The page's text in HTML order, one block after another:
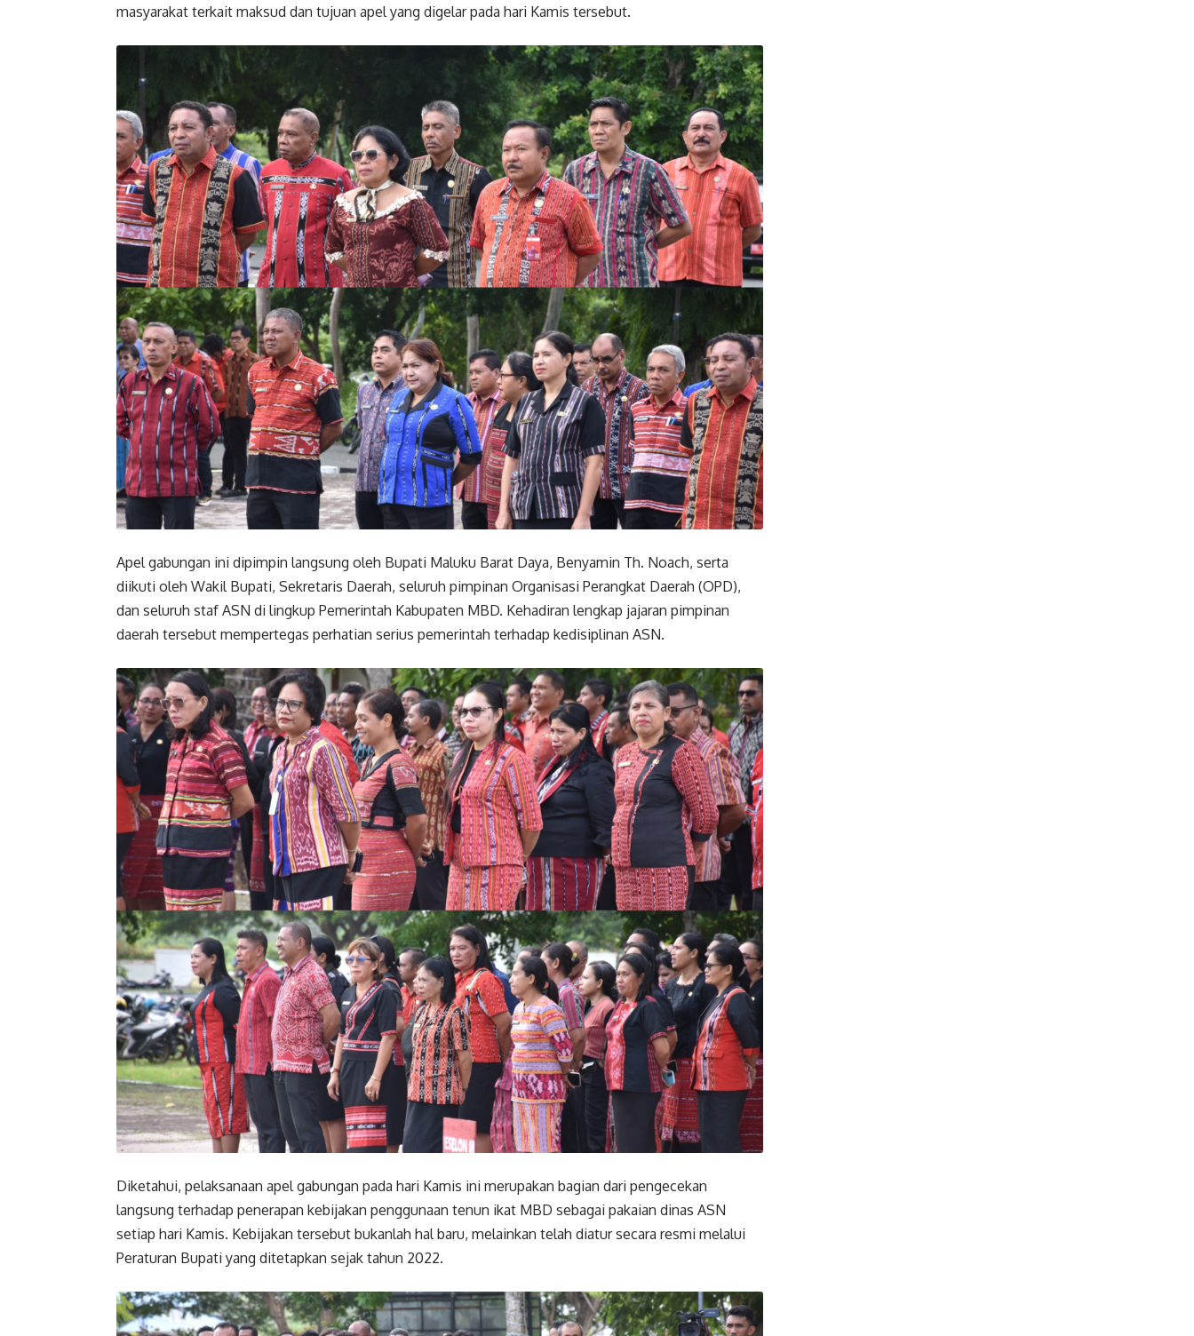
masyarakat terkait maksud dan tujuan apel yang digelar pada hari Kamis tersebut.
Apel gabungan ini dipimpin langsung oleh Bupati Maluku Barat Daya, Benyamin Th. Noach, serta
diikuti oleh Wakil Bupati, Sekretaris Daerah, seluruh pimpinan Organisasi Perangkat Daerah (OPD),
dan seluruh staf ASN di lingkup Pemerintah Kabupaten MBD. Kehadiran lengkap jajaran pimpinan
daerah tersebut mempertegas perhatian serius pemerintah terhadap kedisiplinan ASN.
Diketahui, pelaksanaan apel gabungan pada hari Kamis ini merupakan bagian dari pengecekan
langsung terhadap penerapan kebijakan penggunaan tenun ikat MBD sebagai pakaian dinas ASN
setiap hari Kamis. Kebijakan tersebut bukanlah hal baru, melainkan telah diatur secara resmi melalui
Peraturan Bupati yang ditetapkan sejak tahun 2022.